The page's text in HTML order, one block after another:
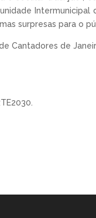
surpresas para o
Cantadores de